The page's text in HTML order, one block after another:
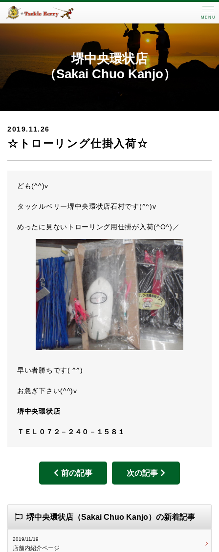
MENU
堺中央環状店
（Sakai Chuo Kanjo）
2019.11.26
☆トローリング仕掛入荷☆
ども(^^)v
タックルベリー堺中央環状店石村です(^^)v
めったに見ないトローリング用仕掛が入荷(^O^)／
早い者勝ちです( ^^)
お急ぎ下さい(^^)v
堺中央環状店
ＴＥＬ０７２－２４０－１５８１
前の記事 次の記事
堺中央環状店（Sakai Chuo Kanjo）の新着記事
2019/11/19
店舗内紹介ページ